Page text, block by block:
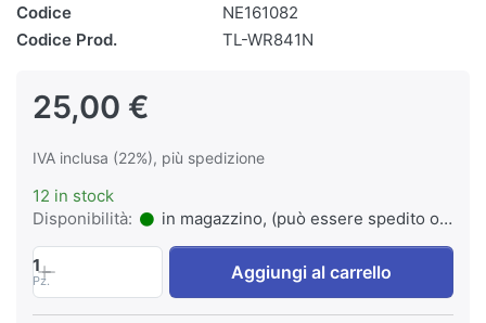
Codice
NE161082
Codice Prod.
TL-WR841N
25,00 €
IVA inclusa (22%), più spedizione
12 in stock
Disponibilità:
in magazzino, (può essere spedito o ritirato)
1
Pz. Aggiungi al carrello